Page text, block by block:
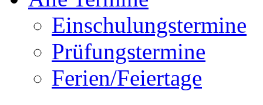
Einschulungstermine
Prüfungstermine
Ferien/Feiertage